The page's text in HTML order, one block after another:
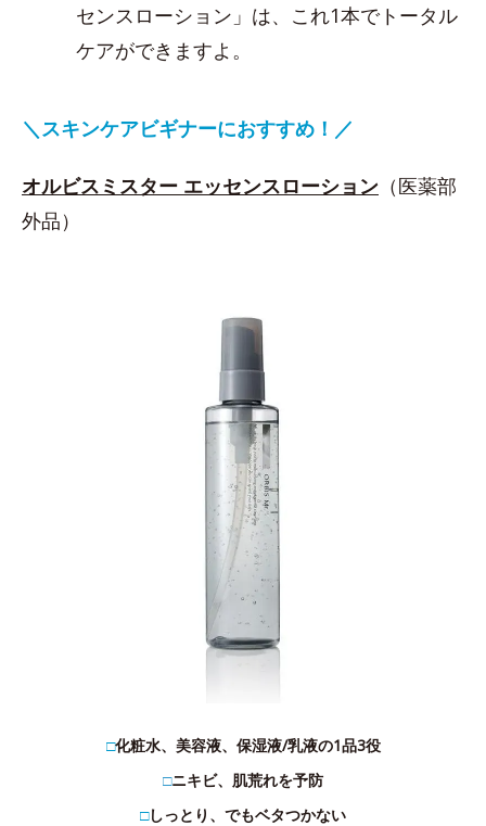
センスローション」は、これ1本でトータル
ケアができますよ。
＼スキンケアビギナーにおすすめ！／
オルビスミスター エッセンスローション （医薬部
外品）
□化粧水、美容液、保湿液/乳液の1品3役
□ニキビ、肌荒れを予防
□しっとり、でもベタつかない